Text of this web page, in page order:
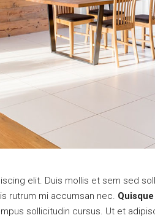
elit. Duis mollis et sem sed
rutrum mi accumsan nec.
sollicitudin cursus. Ut et